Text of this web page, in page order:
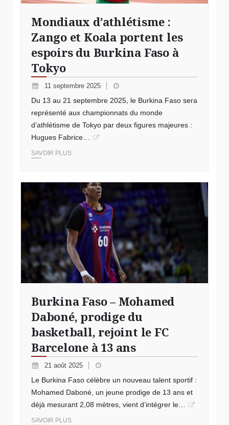
Mondiaux d’athlétisme :
Zango et Koala portent les
espoirs du Burkina Faso à
Tokyo
11 septembre 2025
Du 13 au 21 septembre 2025, le Burkina Faso sera
représenté aux championnats du monde
d’athlétisme de Tokyo par deux figures majeures :
Hugues Fabrice…
SAVOIR PLUS
Burkina Faso – Mohamed
Daboné, prodige du
basketball, rejoint le FC
Barcelone à 13 ans
21 août 2025
Le Burkina Faso célèbre un nouveau talent sportif :
Mohamed Daboné, un jeune prodige de 13 ans et
déjà mesurant 2,08 mètres, vient d’intégrer le…
SAVOIR PLUS